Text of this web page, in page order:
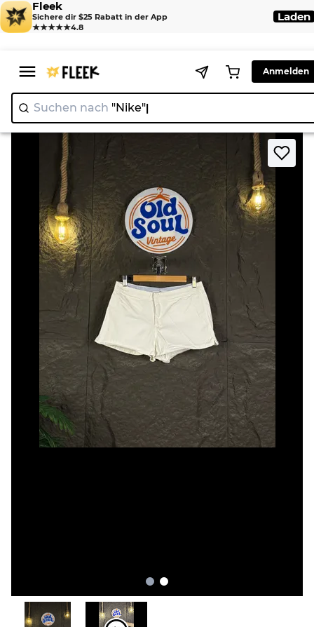
Fleek
Sichere dir $25 Rabatt in der App
★★★★★4.8
Laden
Anmelden
Suchen nach "Nike"
Home > Short > Mix Sexy Branded Shorts